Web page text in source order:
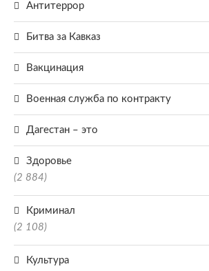
Антитеррор
Битва за Кавказ
Вакцинация
Военная служба по контракту
Дагестан – это
Здоровье
(2 884)
Криминал
(2 108)
Культура